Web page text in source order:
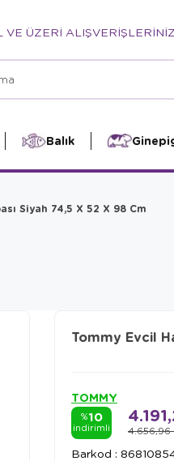
VE ÜZERİ
Balık
Siyah 74,5 X 52 X 98 Cm
Tommy Evcil
TOMMY
%10
indirimli 4.656,96
Barkod :